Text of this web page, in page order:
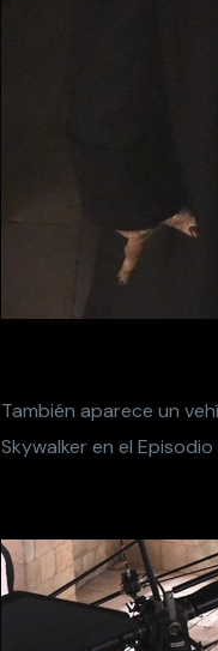
También aparece un
Skywalker en el Episodio